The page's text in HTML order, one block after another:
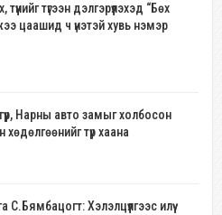
түүнийг түгээн дэлгэрүүлэхэд “Бөх
цаашид ч үнэтэй хувь нэмэр
Нарны авто замыг холбосон
түр хаана
Хэлэлцүүлгээс илүү